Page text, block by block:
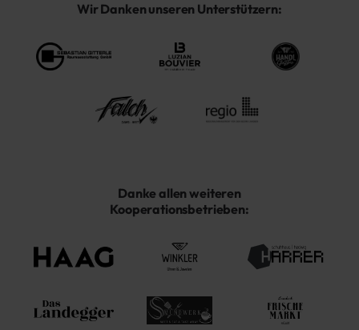
Wir Danken unseren Unterstützern:
Danke allen weiteren
Kooperationsbetrieben: